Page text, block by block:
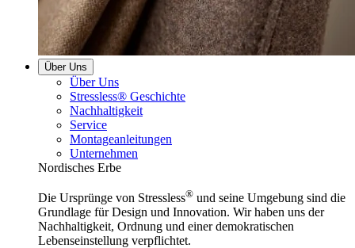
Über Uns
Über Uns
Stressless® Geschichte
Nachhaltigkeit
Service
Montageanleitungen
Unternehmen
Nordisches Erbe
Die Ursprünge von Stressless® und seine Umgebung sind die
Grundlage für Design und Innovation. Wir haben uns der
Nachhaltigkeit, Ordnung und einer demokratischen
Lebenseinstellung verpflichtet.